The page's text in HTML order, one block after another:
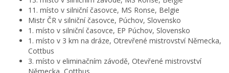
11. místo v silniční časovce, MS Ronse, Belgie
Mistr ČR v silniční časovce, Púchov, Slovensko
1. místo v silniční časovce, EP Púchov, Slovensko
1. místo v 3 km na dráze, Otrevřené mistrovství Německa,
Cottbus
3. místo v eliminačním závodě, Otevřené mistrovství